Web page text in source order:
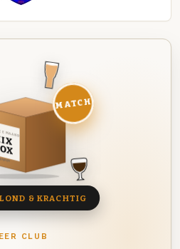
CLUB
MAAND
MATCH
& KRACHTIG